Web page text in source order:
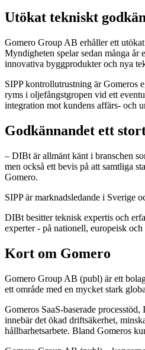
Utökat tekniskt
Gomero Group AB erhåller ett
Myndigheten spelar sedan många
innovativa byggprodukter och nya
SIPP kontrollutrustning är Gomeros
ryms i oljefångstgropen vid ett
integration mot kundens affärs- och
Godkännandet ett
– DIBt är allmänt känt i branschen
men också ett bevis på att samtliga
Gomero.
SIPP är marknadsledande i Sverige
DIBt besitter teknisk expertis och
experter - på nationell, europeisk
Kort om Gomero
Gomero Group AB (publ) är ett
ett område med en mycket stark
Gomeros SaaS-baserade
innebär det ökad driftsäkerhet,
hållbarhetsarbete. Bland Gomeros